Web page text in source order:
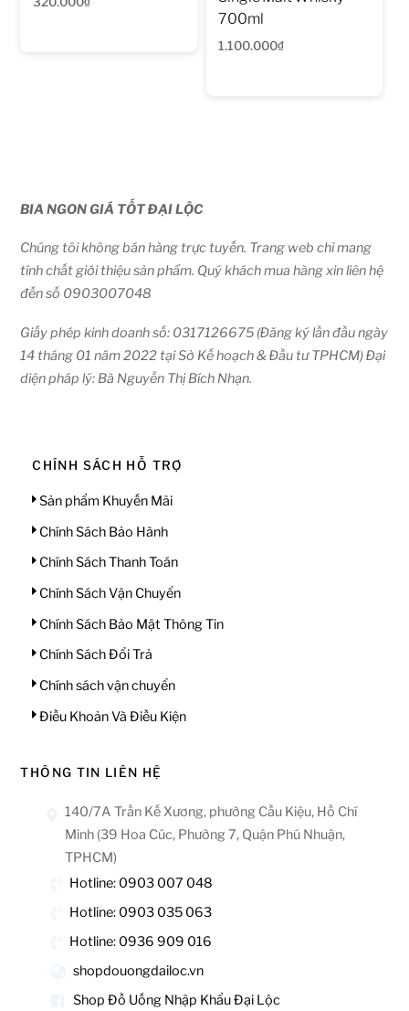
700ml
1.100.000₫
BIA NGON GIÁ TỐT ĐẠI LỘC
Chúng tôi không bán hàng trực tuyến. Trang web chỉ mang
tính chất giới thiệu sản phẩm. Quý khách mua hàng xin liên hệ
đến số 0903007048
Giấy phép kinh doanh số: 0317126675 (Đăng ký lần đầu ngày
14 tháng 01 năm 2022 tại Sở Kế hoạch & Đầu tư TPHCM) Đại
diện pháp lý: Bà Nguyễn Thị Bích Nhạn.
CHÍNH SÁCH HỖ TRỢ
Sản phẩm Khuyến Mãi
Chính Sách Bảo Hành
Chính Sách Thanh Toán
Chính Sách Vận Chuyển
Chính Sách Bảo Mật Thông Tin
Chính Sách Đổi Trả
Chính sách vận chuyển
Điều Khoản Và Điều Kiện
THÔNG TIN LIÊN HỆ
140/7A Trần Kế Xương, phường Cầu Kiệu, Hồ Chí
Minh (39 Hoa Cúc, Phường 7, Quận Phú Nhuận,
TPHCM)
Hotline: 0903 007 048
Hotline: 0903 035 063
Hotline: 0936 909 016
shopdouongdailoc.vn
Shop Đồ Uống Nhập Khẩu Đại Lộc